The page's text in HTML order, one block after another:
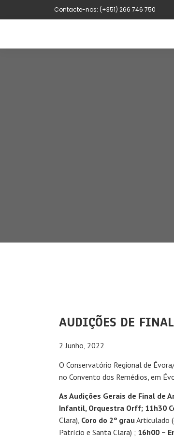
Contacte-nos: (+351) 266 746 750
AUDIÇÕES DE
2 Junho, 2022
O Conservatório Regional de
no Convento dos Remédios, em
As Audições Gerais de Final de
Infantil, Orquestra Orff; 11h30
Clara), Coro do 2º grauArticulado
Patrício e Santa Clara) ; 16h00 –